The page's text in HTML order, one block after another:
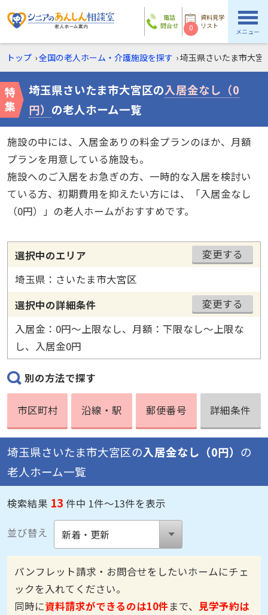
電話
問合せ
資料見学
リスト
0 メニュー
トップ ›全国の老人ホーム・介護施設を探す ›埼玉県さいたま市大宮
埼玉県さいたま市大宮区の入居金なし（0
円） の老人ホーム一覧
施設の中には、入居金ありの料金プランのほか、月額
プランを用意している施設も。
施設へのご入居をお急ぎの方、一時的な入居を検討い
ている方、初期費用を抑えたい方には、「入居金なし
（0円）」の老人ホームがおすすめです。
選択中のエリア
変更する
埼玉県：さいたま市大宮区
選択中の詳細条件
変更する
入居金：0円〜上限なし、月額：下限なし〜上限な
し、入居金0円
別の方法で探す
市区町村 沿線・駅 郵便番号 詳細条件
埼玉県さいたま市大宮区の入居金なし（0円） の
老人ホーム一覧
検索結果 13 件中 1件～13件を表示
並び替え
パンフレット請求・お問合せをしたいホームにチェ
ックを入れてください。
同時に資料請求ができるのは10件まで、 見学予約は